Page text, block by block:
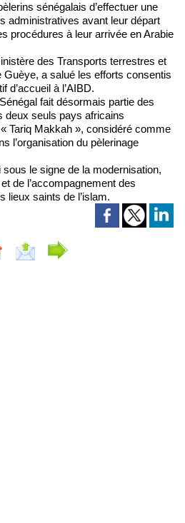
sénégalais d’effectuer une
administratives avant leur départ
procédures à leur arrivée en Arabie
des Transports terrestres et
Guèye, a salué les efforts consentis
d’accueil à l’AIBD.
fait désormais partie des
deux seuls pays africains
Tariq Makkah », considéré comme
l’organisation du pèlerinage
le signe de la modernisation,
de l’accompagnement des
lieux saints de l’islam.